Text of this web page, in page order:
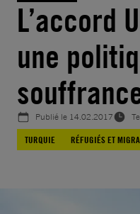
L’accord
une
Publié le 14.02.2017
TURQUIE
RÉFUGIÉS ET